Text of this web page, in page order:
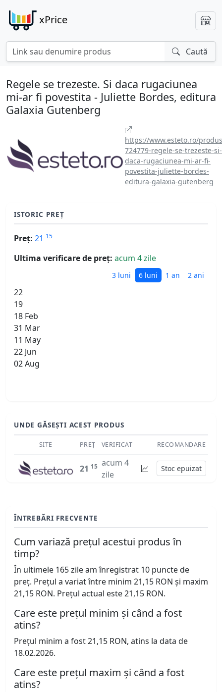
xPrice
Caută
Regele se trezeste. Si daca rugaciunea
mi-ar fi povestita - Juliette Bordes, editura
Galaxia Gutenberg
https://www.esteto.ro/
724779-regele-se-trezeste-si-
daca-rugaciunea-mi-ar-fi-
povestita-juliette-bordes-
editura-galaxia-gutenberg
ISTORIC PREȚ
Preț: 21 15
Ultima verificare de preț: acum 4 zile
3 luni 6 luni 1 an 2 ani
22
19
18 Feb
31 Mar
11 May
22 Jun
02 Aug
UNDE GĂSEȘTI ACEST PRODUS
SITE PREȚ VERIFICAT RECOMANDARE
21 15 acum 4
zile
Stoc epuizat
ÎNTREBĂRI FRECVENTE
Cum variază prețul acestui produs în
timp?
În ultimele 165 zile am înregistrat 10 puncte de
preț. Prețul a variat între minim 21,15 RON și maxim
21,15 RON. Prețul actual este 21,15 RON.
Care este prețul minim și când a fost
atins?
Prețul minim a fost 21,15 RON, atins la data de
18.02.2026.
Care este prețul maxim și când a fost
atins?